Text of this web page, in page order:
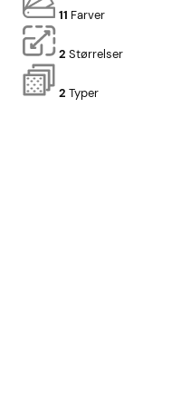
11 Farver
2 Størrelser
2 Typer